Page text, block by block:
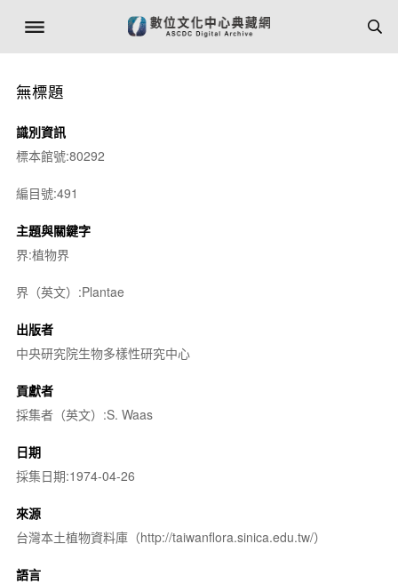
無標題
識別資訊
標本館號:80292
編目號:491
主題與關鍵字
界:植物界
界（英文）:Plantae
出版者
中央研究院生物多樣性研究中心
貢獻者
採集者（英文）:S. Waas
日期
採集日期:1974-04-26
來源
台灣本土植物資料庫（http://taiwanflora.sinica.edu.tw/）
語言